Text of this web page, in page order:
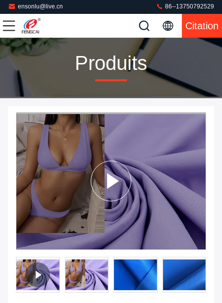
ensonlu@live.cn 86--13750792529
Citation
Produits